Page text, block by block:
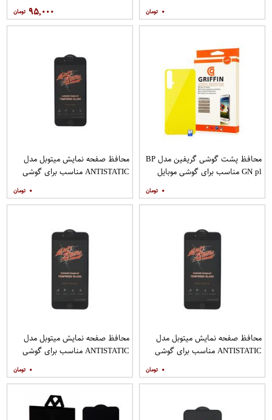
۰ ۹۵,۰۰۰
محافظ پشت گوشی گریفین مدل BP
GN pl مناسب برای گوشی موبایل
۰
محافظ صفحه نمایش میتوبل مدل
ANTISTATIC مناسب برای گوشی
۰
محافظ صفحه نمایش میتوبل مدل
ANTISTATIC مناسب برای گوشی
۰
محافظ صفحه نمایش میتوبل مدل
ANTISTATIC مناسب برای گوشی
۰